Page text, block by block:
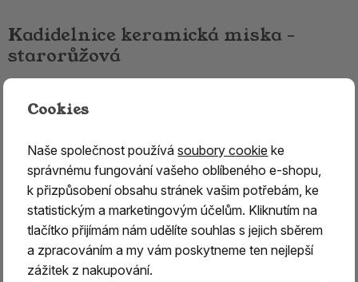
Kadidelnice keramická miska -
starorůžová
vykuřování
Keramická kadidelnice na třech nožkách je
a zároveň estetickým doplňkem pro každodenní
domácí vykuřování.
Díky stabilní konstrukci a tradičnímu
designu umožňuje
bezpečné spalování vykuřovadel
jako jsou pryskyřice, sušené byliny, dřevo nebo speciální
směsi. Pro správné použití je důležité naplnit kadidelnici
dostatečnou vrstvu písku nebo himálajské soli, která slouží
Cookies
Naše společnost používásoubory cookie ke
správnému fungování vašeho oblíbeného e-shopu,
k přizpůsobení obsahu stránek vašim potřebám, ke
statistickým a marketingovým účelům. Kliknutím na
tlačítko přijímám nám udělíte souhlas s jejich sběrem
a zpracováním a my vám poskytneme ten nejlepší
zážitek z nakupování.